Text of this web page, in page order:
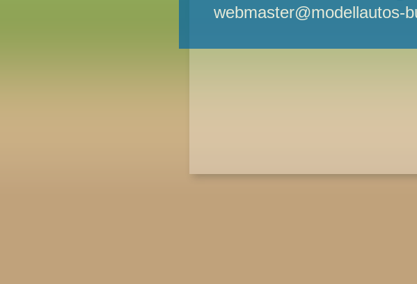
webmaster@modellautos-